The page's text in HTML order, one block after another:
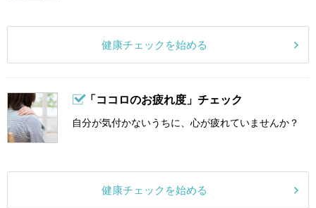
健康チェックを始める
「ココロのお疲れ度」チェック
自分が気付かないうちに、心が疲れていませんか？
健康チェックを始める